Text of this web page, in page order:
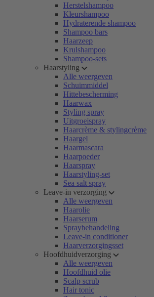
Herstelshampoo
Kleurshampoo
Hydraterende shampoo
Shampoo bars
Haarzeep
Krulshampoo
Shampoo-sets
Haarstyling
Alle weergeven
Schuimmiddel
Hittebescherming
Haarwax
Styling spray
Uitgroeispray
Haarcrème & stylingcrème
Haargel
Haarmascara
Haarpoeder
Haarspray
Haarstyling-set
Sea salt spray
Leave-in verzorging
Alle weergeven
Haarolie
Haarserum
Spraybehandeling
Leave-in conditioner
Haarverzorgingsset
Hoofdhuidverzorging
Alle weergeven
Hoofdhuid olie
Scalp scrub
Hair tonic